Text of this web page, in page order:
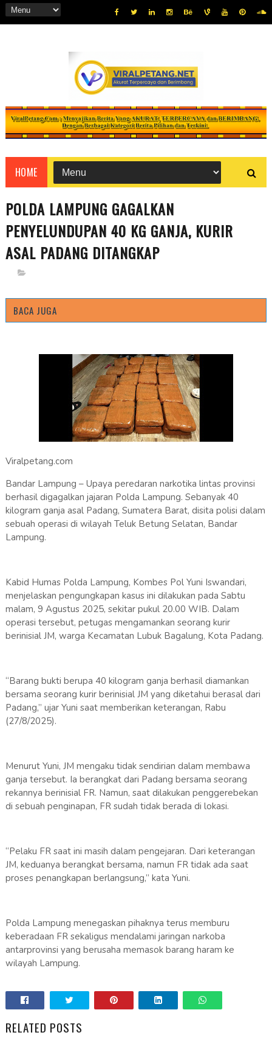
HOME
POLDA LAMPUNG GAGALKAN
PENYELUNDUPAN 40 KG GANJA, KURIR
ASAL PADANG DITANGKAP
BACA JUGA
Viralpetang.com
Bandar Lampung – Upaya peredaran narkotika lintas provinsi
berhasil digagalkan jajaran Polda Lampung. Sebanyak 40
kilogram ganja asal Padang, Sumatera Barat, disita polisi dalam
sebuah operasi di wilayah Teluk Betung Selatan, Bandar
Lampung.
Kabid Humas Polda Lampung, Kombes Pol Yuni Iswandari,
menjelaskan pengungkapan kasus ini dilakukan pada Sabtu
malam, 9 Agustus 2025, sekitar pukul 20.00 WIB. Dalam
operasi tersebut, petugas mengamankan seorang kurir
berinisial JM, warga Kecamatan Lubuk Bagalung, Kota Padang.
“Barang bukti berupa 40 kilogram ganja berhasil diamankan
bersama seorang kurir berinisial JM yang diketahui berasal dari
Padang,” ujar Yuni saat memberikan keterangan, Rabu
(27/8/2025).
Menurut Yuni, JM mengaku tidak sendirian dalam membawa
ganja tersebut. Ia berangkat dari Padang bersama seorang
rekannya berinisial FR. Namun, saat dilakukan penggerebekan
di sebuah penginapan, FR sudah tidak berada di lokasi.
“Pelaku FR saat ini masih dalam pengejaran. Dari keterangan
JM, keduanya berangkat bersama, namun FR tidak ada saat
proses penangkapan berlangsung,” kata Yuni.
Polda Lampung menegaskan pihaknya terus memburu
keberadaan FR sekaligus mendalami jaringan narkoba
antarprovinsi yang berusaha memasok barang haram ke
wilayah Lampung.
RELATED POSTS